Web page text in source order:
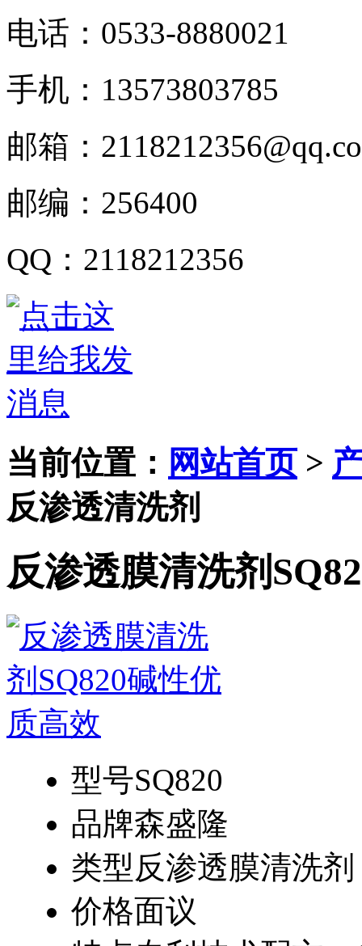
电话： 0533-8880021
手机： 13573803785
邮箱：
邮编： 256400
QQ ： 2118212356
当前位置： 网站首页>
反渗透清洗剂
反渗透膜清洗剂
型号SQ820
品牌森盛隆
类型 反渗透膜清洗剂
价格面议